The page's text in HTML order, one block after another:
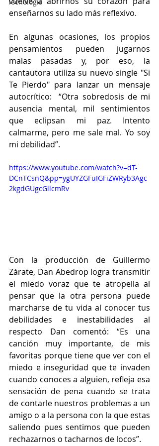
enseñarnos su lado más reflexivo.
En algunas ocasiones, los propios
pensamientos pueden jugarnos
malas pasadas y, por eso, la
cantautora utiliza su nuevo single "Si
Te Pierdo" para lanzar un mensaje
autocrítico:  “Otra sobredosis de mi
ausencia mental, mil sentimientos
que eclipsan mi paz. Intento
calmarme, pero me sale mal. Yo soy
mi debilidad”.
https://www.youtube.com/watch?v=dT-
DCnTCsnQ&pp=ygUYZGFuIGFiZWRyb3Agc
2kgdGUgcGllcmRv
Con la producción de Guillermo
Zárate, Dan Abedrop logra transmitir
el miedo voraz que te atropella al
pensar que la otra persona puede
marcharse de tu vida al conocer tus
debilidades e inestabilidades al
respecto Dan comentó: “Es una
canción muy importante, de mis
favoritas porque tiene que ver con el
miedo e inseguridad que te invaden
cuando conoces a alguien, refleja esa
sensación de pena cuando se trata
de contarle nuestros problemas a un
amigo o a la persona con la que estas
saliendo pues sentimos que pueden
rechazarnos o tacharnos de locos”.